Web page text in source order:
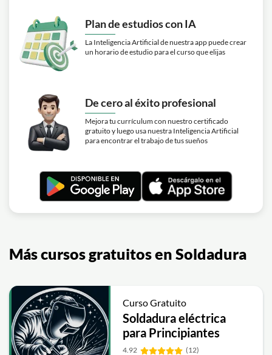
Plan de estudios con IA
La Inteligencia Artificial de nuestra app puede crear
un horario de estudio para el curso que elijas
De cero al éxito profesional
Mejora tu currículum con nuestro certificado
gratuito y luego usa nuestra Inteligencia Artificial
para encontrar el trabajo de tus sueños
Más cursos gratuitos en Soldadura
Curso Gratuito
Soldadura eléctrica
para Principiantes
4.92
(12)